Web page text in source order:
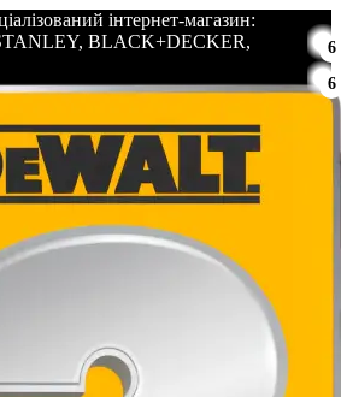
інтернет-магазин:
BLACK+DECKER,
6
6